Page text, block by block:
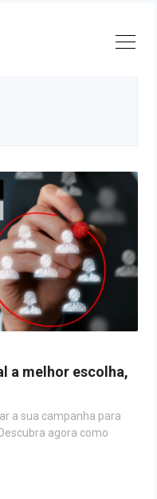
a melhor escolha,
a sua campanha para
agora como